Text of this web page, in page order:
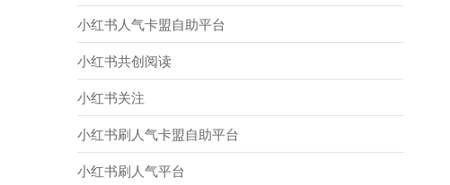
小红书人气卡盟自助平台
小红书共创阅读
小红书关注
小红书刷人气卡盟自助平台
小红书刷人气平台